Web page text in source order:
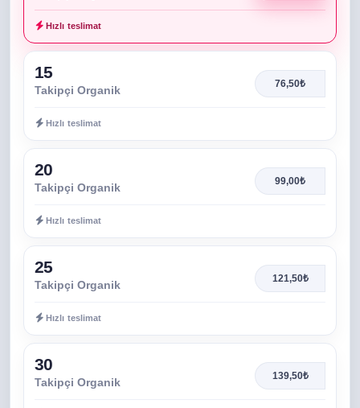
Hızlı teslimat
15
Takipçi Organik 76,50₺
Hızlı teslimat
20
Takipçi Organik 99,00₺
Hızlı teslimat
25
Takipçi Organik 121,50₺
Hızlı teslimat
30
Takipçi Organik 139,50₺